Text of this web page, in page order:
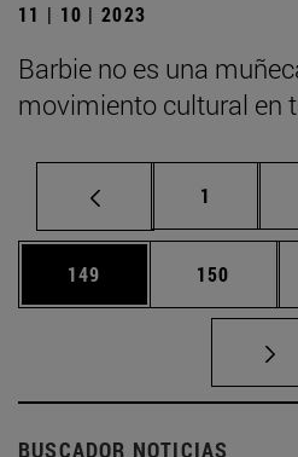
11 | 10 | 2023
Barbie no es una
movimiento cultural en
Página
1
Página
149 Página
150
BUSCADOR NOTICIAS